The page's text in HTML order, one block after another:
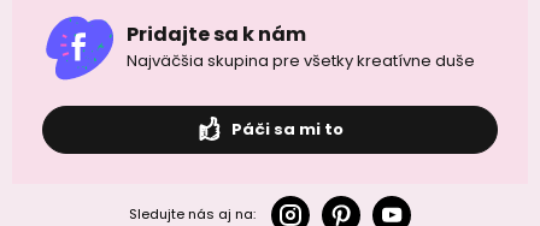
Pridajte sa k nám
Najväčšia skupina pre všetky kreatívne duše
Páči sa mi to
Sledujte nás aj na: